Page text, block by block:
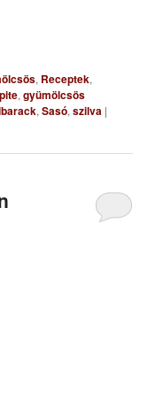
, Receptek,
,gyümölcsös
,Sasó,szilva |